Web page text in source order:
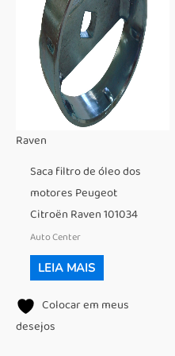
Raven
Saca filtro de óleo dos
motores Peugeot
Citroën Raven 101034
Auto Center
LEIA MAIS
Colocar em meus
desejos